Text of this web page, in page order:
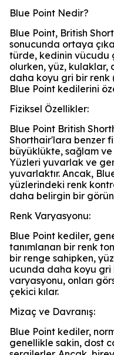
Blue Point Nedir?
Blue Point, British
sonucunda ortaya
türde, kedinin vücudu
olurken, yüz,
daha koyu gri bir renk
Blue Point kedilerini
Fiziksel Özellikler:
Blue Point British
Shorthair'lara benzer
büyüklükte, sağlam
Yüzleri yuvarlak ve
yuvarlaktır. Ancak,
yüzlerindeki renk
daha belirgin bir
Renk Varyasyonu:
Blue Point kediler,
tanımlanan bir renk
bir renge sahipken,
ucunda daha koyu gri
varyasyonu, onları
çekici kılar.
Mizaç ve Davranış:
Blue Point kediler,
genellikle sakin, dost